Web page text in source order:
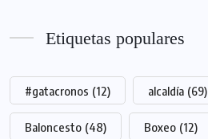
Etiquetas populares
#gatacronos (12) alcaldía (69)
Baloncesto (48) Boxeo (12)